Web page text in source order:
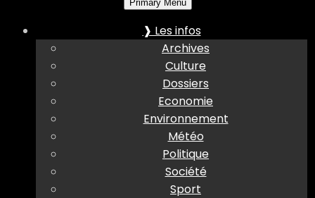
Primary Menu
❱ Les infos
Archives
Culture
Dossiers
Economie
Environnement
Météo
Politique
Société
Sport